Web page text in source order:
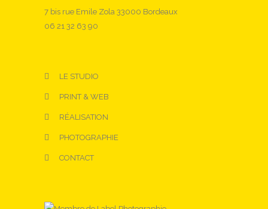
7 bis rue Emile Zola 33000 Bordeaux
06 21 32 63 90
LE STUDIO
PRINT & WEB
RÉALISATION
PHOTOGRAPHIE
CONTACT